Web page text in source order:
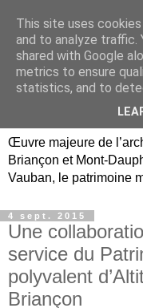
Briançon,
Vauban
Œuvre majeure de
Briançon et Mont-
Vauban, le patrimoine
4 sept. 2015
Une
service du
polyvalent
Briançon
This site uses
and to analyze traffic.
shared with Google
metrics to ensure
statistics, and to